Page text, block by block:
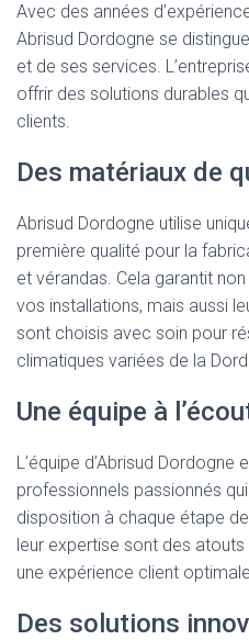
Avec des années
Abrisud Dordogne se
et de ses services.
offrir des solutions durables
clients.
Des matériaux de
Abrisud Dordogne utilise
première qualité pour la
et vérandas. Cela garantit
vos installations, mais aussi
sont choisis avec soin pour
climatiques variées de la
Une équipe à
L’équipe d’Abrisud
professionnels passionnés
disposition à chaque étape
leur expertise sont des
une expérience client
Des solutions